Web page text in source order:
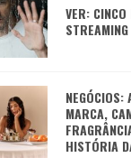
VER:
STREAMING
NEGÓCIOS:
MARCA,
HISTÓRIA